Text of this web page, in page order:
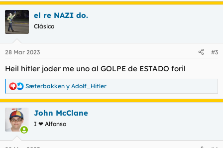
el re NAZI do.
Clásico
28 Mar 2023 #3
Heil hitler joder me uno al GOLPE de ESTADO foril
R
e
a
c
c
Sæterbakken y Adolf_Hitler
John McClane
I ❤ Alfonso